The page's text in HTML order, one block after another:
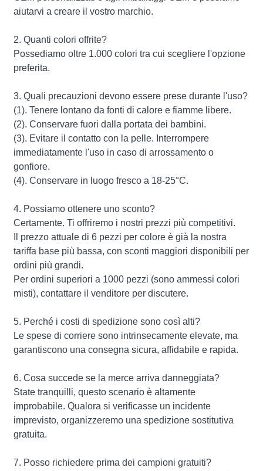
aiutarvi a creare il vostro marchio.
2. Quanti colori offrite?
Possediamo oltre 1.000 colori tra cui scegliere l'opzione
preferita.
3. Quali precauzioni devono essere prese durante l'uso?
(1). Tenere lontano da fonti di calore e fiamme libere.
(2). Conservare fuori dalla portata dei bambini.
(3). Evitare il contatto con la pelle. Interrompere
immediatamente l'uso in caso di arrossamento o
gonfiore.
(4). Conservare in luogo fresco a 18-25°C.
4. Possiamo ottenere uno sconto?
Certamente. Ti offriremo i nostri prezzi più competitivi.
Il prezzo attuale di 6 pezzi per colore è già la nostra
tariffa base più bassa, con sconti maggiori disponibili per
ordini più grandi.
Per ordini superiori a 1000 pezzi (sono ammessi colori
misti), contattare il venditore per discutere.
5. Perché i costi di spedizione sono così alti?
Le spese di corriere sono intrinsecamente elevate, ma
garantiscono una consegna sicura, affidabile e rapida.
6. Cosa succede se la merce arriva danneggiata?
State tranquilli, questo scenario è altamente
improbabile. Qualora si verificasse un incidente
imprevisto, organizzeremo una spedizione sostitutiva
gratuita.
7. Posso richiedere prima dei campioni gratuiti?